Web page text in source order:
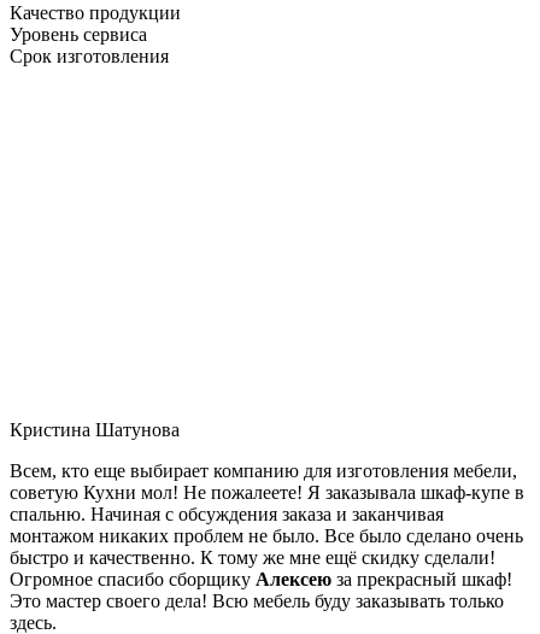
Качество продукции
Уровень сервиса
Срок изготовления
Кристина Шатунова
Всем, кто еще выбирает компанию для изготовления мебели,
советую Кухни мол! Не пожалеете! Я заказывала шкаф-купе в
спальню. Начиная с обсуждения заказа и заканчивая
монтажом никаких проблем не было. Все было сделано очень
быстро и качественно. К тому же мне ещё скидку сделали!
Огромное спасибо сборщику Алексею за прекрасный шкаф!
Это мастер своего дела! Всю мебель буду заказывать только
здесь.